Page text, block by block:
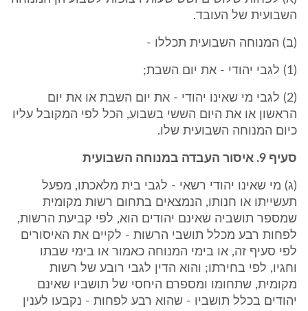
השבועית של העובד.
(ב) המנוחה השבועית תכללו -
(1) לגבי יהודי - את יום השבת;
(2) לגבי מי שאינו יהודי - את יום השבת או את יום
הראשון או את היום הששי בשבוע, הכל לפי המקובל עליו
כיום המנוחה השבועית שלו.
סעיף 9. איסור העבדה במנוחה השבועית
(ג) מי שאינו יהודי רשאי - לגבי בית מלאכתו, מפעל
תעשייתו או חנותו, הנמצאים בתחום רשות מקומית
שמספר תושביה שאינם יהודים הוא, לפי קביעת הרשות,
לפחות רבע מכלל תושבי הרשות - לקיים את האיסורים
לפי סעיף זה, או בימי המנוחה כאמור או בימי שבתו
וחגיו, לפי בחירתו; והוא הדין לגבי רובע של רשות
מקומית, שתחומו ומספרם היחסי של תושביו שאינם
יהודים בכלל תושביו - שהוא רבע לפחות - נקבעו לענין